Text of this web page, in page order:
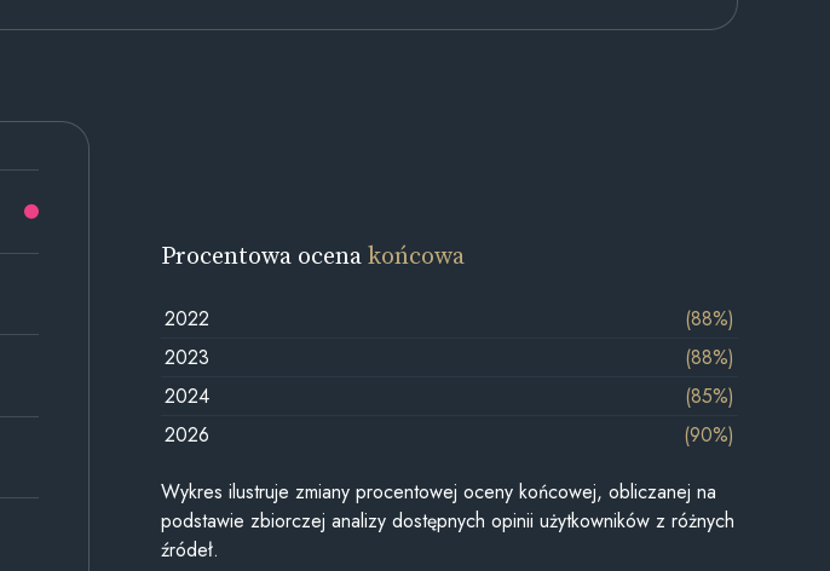
Procentowa ocenakońcowa
2022
(88%)
2023
(88%)
2024
(85%)
2026
(90%)
Wykres ilustruje zmiany procentowej oceny końcowej, obliczanej na
podstawie zbiorczej analizy dostępnych opinii użytkowników z różnych
źródeł.